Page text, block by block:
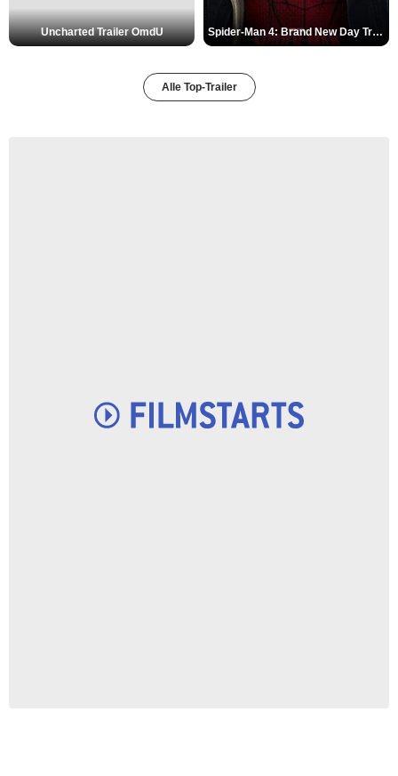
Uncharted Trailer OmdU Spider-Man 4: Brand New Day Trailer (3) DF
Alle Top-Trailer